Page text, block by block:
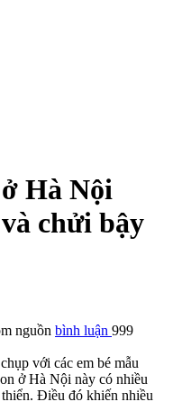
Hà Nội
chửi bậy
nguồn bình luận 999
với các em bé mẫu
ở Hà Nội này có nhiều
Điều đó khiến nhiều